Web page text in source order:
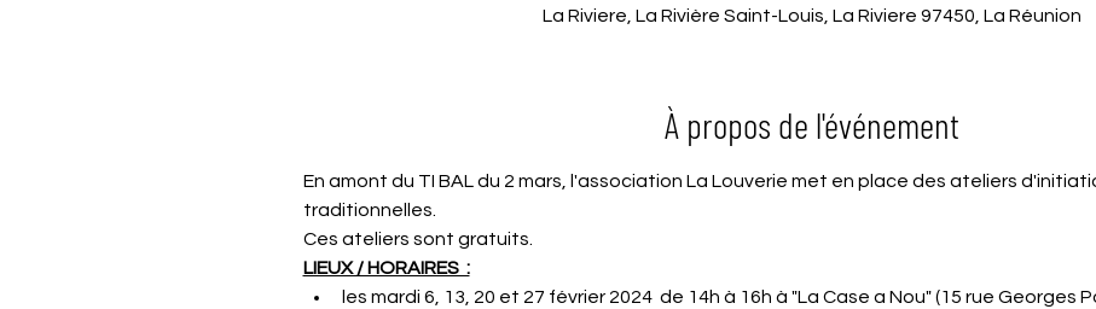
La Riviere, La Rivière Saint-Louis, La Riviere 97450, La Réunion
À propos de l'événement
En amont du TI BAL du 2 mars, l'association La Louverie met en place des ateliers
traditionnelles.
Ces ateliers sont gratuits.
LIEUX / HORAIRES  :
les mardi 6, 13, 20 et 27 février 2024  de 14h à 16h à "La Case a Nou" (15 rue Georges